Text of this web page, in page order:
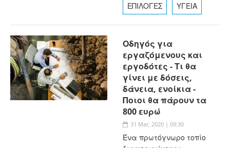
ΕΠΙΛΟΓΕΣ ΥΓΕΙΑ
Οδηγός για
εργαζόμενους και
εργοδότες - Τι θα
γίνει με δόσεις,
δάνεια, ενοίκια -
Ποιοι θα πάρουν τα
800 ευρώ
31 Mar, 2020 | 09:30
Ένα πρωτόγνωρο τοπίο